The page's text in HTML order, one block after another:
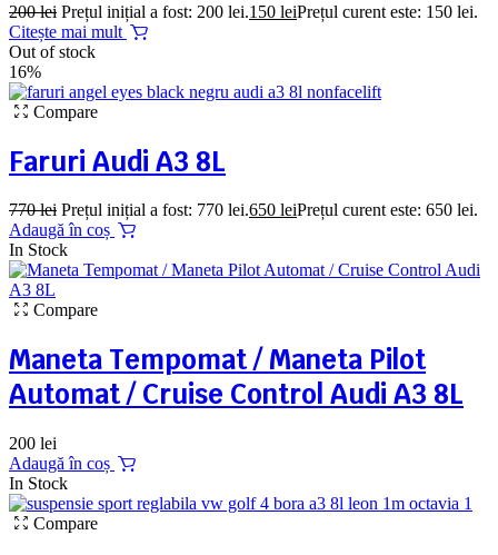
200lei Prețul inițial a fost: 200 lei.150 leiPrețul curent este: 150 lei.
Citește mai mult
Out of stock
16%
Compare
Faruri Audi A3 8L
770lei Prețul inițial a fost: 770 lei.650 leiPrețul curent este: 650 lei.
Adaugă în coș
In Stock
Compare
Maneta Tempomat / Maneta Pilot
Automat / Cruise Control Audi A3 8L
200 lei
Adaugă în coș
In Stock
Compare